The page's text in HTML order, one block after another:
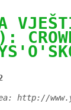
http://